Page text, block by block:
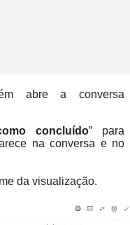
abre a conversa
concluído” para
na conversa e no
da visualização.